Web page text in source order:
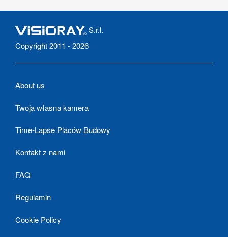
S.r.l.
Copyright 2011 - 2026
About us
Twoja własna kamera
Time-Lapse Placów Budowy
Kontakt z nami
FAQ
Regulamin
Cookie Policy